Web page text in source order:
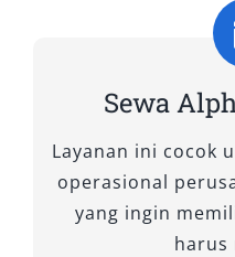
maupun fitur interior-
1. New Alphard
(Premium Color)
Sebagai varian
perpaduan fitur
bahan bakar berkat
Sewa
Layanan ini cocok
operasional
yang ingin
harus